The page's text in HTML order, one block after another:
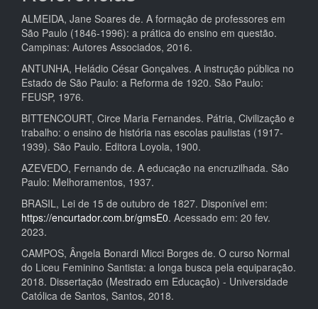
ALMEIDA, Jane Soares de. A formação de professores em
São Paulo (1846-1996): a prática do ensino em questão.
Campinas: Autores Associados, 2016.
ANTUNHA, Heládio César Gonçalves. A instrução pública no
Estado de São Paulo: a Reforma de 1920. São Paulo:
FEUSP, 1976.
BITTENCOURT, Circe Maria Fernandes. Pátria, Civilização e
trabalho: o ensino de história nas escolas paulistas (1917-
1939). São Paulo. Editora Loyola, 1900.
AZEVEDO, Fernando de. A educação na encruzilhada. São
Paulo: Melhoramentos, 1937.
BRASIL, Lei de 15 de outubro de 1827. Disponível em:
https://encurtador.com.br/gmsE0. Acessado em: 20 fev.
2023.
CAMPOS, Ângela Bonardi Micci Borges de. O curso Normal
do Liceu Feminino Santista: a longa busca pela equiparação.
2018. Dissertação (Mestrado em Educação) - Universidade
Católica de Santos, Santos, 2018.